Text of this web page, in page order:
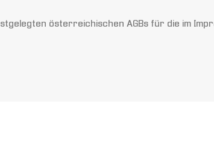
österreichischen AGBs für die im